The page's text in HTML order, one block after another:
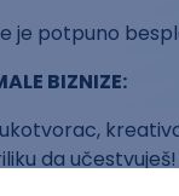
je potpuno
BIZNIZE:
da